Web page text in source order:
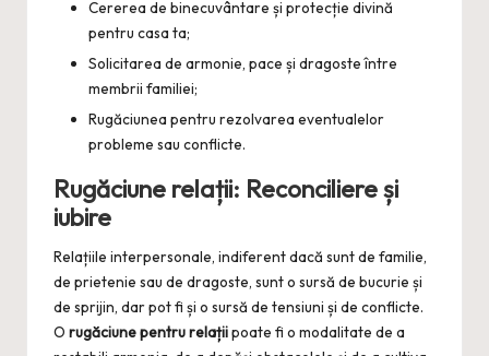
Cererea de binecuvântare și protecție divină
pentru casa ta;
Solicitarea de armonie, pace și dragoste între
membrii familiei;
Rugăciunea pentru rezolvarea eventualelor
probleme sau conflicte.
Rugăciune relații: Reconciliere și
iubire
Relațiile interpersonale, indiferent dacă sunt de familie,
de prietenie sau de dragoste, sunt o sursă de bucurie și
de sprijin, dar pot fi și o sursă de tensiuni și de conflicte.
O rugăciune pentru relațiipoate fi o modalitate de a